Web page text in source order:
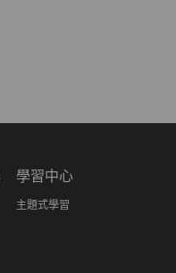
學習中心
主題式學習